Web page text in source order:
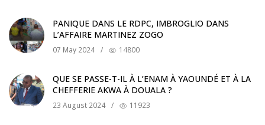
PANIQUE DANS LE RDPC, IMBROGLIO DANS
L’AFFAIRE MARTINEZ ZOGO
07 May 2024 / 14800
QUE SE PASSE-T-IL À L’ENAM À YAOUNDÉ ET À LA
CHEFFERIE AKWA À DOUALA ?
23 August 2024 / 11923